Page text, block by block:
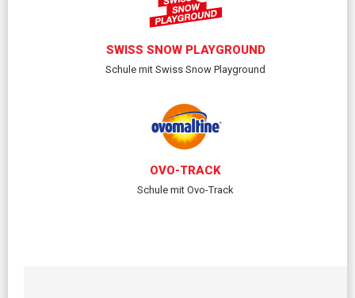
SWISS SNOW PLAYGROUND
Schule mit Swiss Snow Playground
OVO-TRACK
Schule mit Ovo-Track